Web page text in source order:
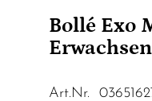
Bollé Exo
Art.Nr.